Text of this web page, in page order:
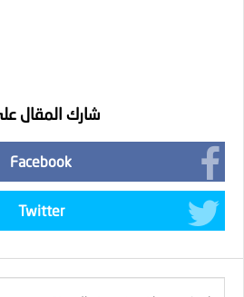
شارك المقال
Facebook
Twitter